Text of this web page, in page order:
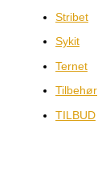
Stribet
Sykit
Ternet
Tilbehør
TILBUD